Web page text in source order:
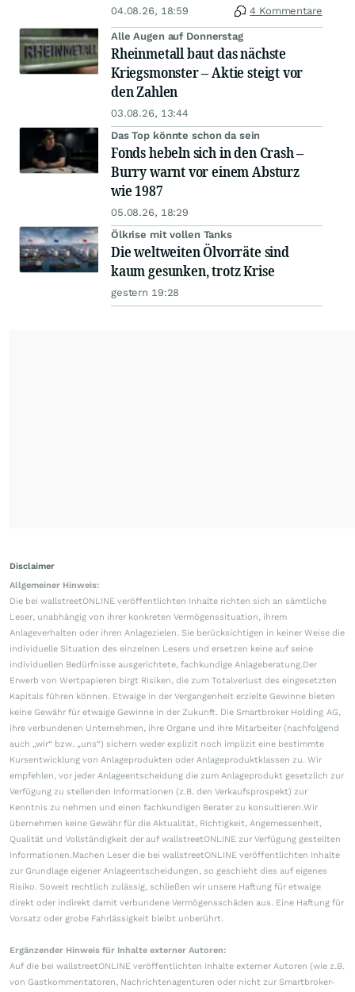
04.08.26, 18:59 4 Kommentare
Alle Augen auf Donnerstag
Rheinmetall baut das nächste
Kriegsmonster – Aktie steigt vor
den Zahlen
03.08.26, 13:44
Das Top könnte schon da sein
Fonds hebeln sich in den Crash –
Burry warnt vor einem Absturz
wie 1987
05.08.26, 18:29
Ölkrise mit vollen Tanks
Die weltweiten Ölvorräte sind
kaum gesunken, trotz Krise
gestern 19:28
Disclaimer
Allgemeiner Hinweis:
Die bei wallstreetONLINE veröffentlichten Inhalte richten sich an sämtliche
Leser, unabhängig von ihrer konkreten Vermögenssituation, ihrem
Anlageverhalten oder ihren Anlagezielen. Sie berücksichtigen in keiner Weise die
individuelle Situation des einzelnen Lesers und ersetzen keine auf seine
individuellen Bedürfnisse ausgerichtete, fachkundige Anlageberatung.Der
Erwerb von Wertpapieren birgt Risiken, die zum Totalverlust des eingesetzten
Kapitals führen können. Etwaige in der Vergangenheit erzielte Gewinne bieten
keine Gewähr für etwaige Gewinne in der Zukunft. Die Smartbroker Holding AG,
ihre verbundenen Unternehmen, ihre Organe und ihre Mitarbeiter (nachfolgend
auch „wir“ bzw. „uns“) sichern weder explizit noch implizit eine bestimmte
Kursentwicklung von Anlageprodukten oder Anlageproduktklassen zu. Wir
empfehlen, vor jeder Anlageentscheidung die zum Anlageprodukt gesetzlich zur
Verfügung zu stellenden Informationen (z.B. den Verkaufsprospekt) zur
Kenntnis zu nehmen und einen fachkundigen Berater zu konsultieren.Wir
übernehmen keine Gewähr für die Aktualität, Richtigkeit, Angemessenheit,
Qualität und Vollständigkeit der auf wallstreetONLINE zur Verfügung gestellten
Informationen.Machen Leser die bei wallstreetONLINE veröffentlichten Inhalte
zur Grundlage eigener Anlageentscheidungen, so geschieht dies auf eigenes
Risiko. Soweit rechtlich zulässig, schließen wir unsere Haftung für etwaige
direkt oder indirekt damit verbundene Vermögensschäden aus. Eine Haftung für
Vorsatz oder grobe Fahrlässigkeit bleibt unberührt.
Ergänzender Hinweis für Inhalte externer Autoren:
Auf die bei wallstreetONLINE veröffentlichten Inhalte externer Autoren (wie z.B.
von Gastkommentatoren, Nachrichtenagenturen oder nicht zur Smartbroker-